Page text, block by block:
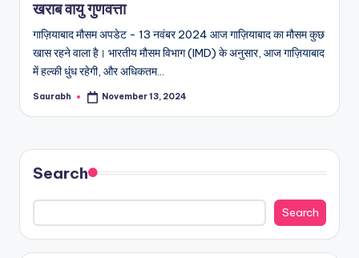
खराब वायु गुणवत्ता
गाज़ियाबाद मौसम अपडेट - 13 नवंबर 2024 आज गाज़ियाबाद का मौसम कुछ
खास रहने वाला है। भारतीय मौसम विभाग (IMD) के अनुसार, आज गाज़ियाबाद
में हल्की धुंध रहेगी, और अधिकतम…
Posted
Saurabh November 13, 2024
Search
Search